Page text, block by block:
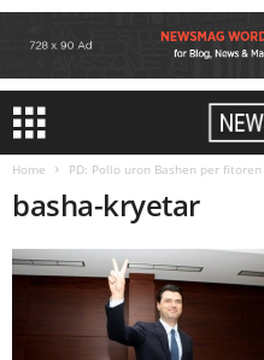
Home PD: Pollo uron Bashen per
basha-kryetar